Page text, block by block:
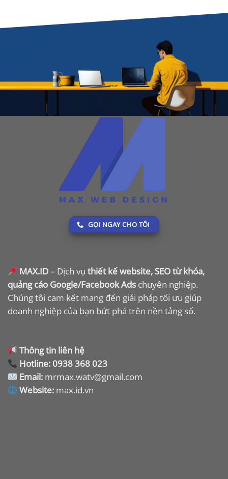
GỌI NGAY CHO TÔI
MAX.ID– Dịch vụthiết kế website, SEO từ khóa,
quảng cáo Google/Facebook Ads chuyên nghiệp.
Chúng tôi cam kết mang đến giải pháp tối ưu giúp
doanh nghiệp của bạn bứt phá trên nền tảng số.
Thông tin liên hệ
Hotline: 0938 368 023
Email: mrmax.watv@gmail.com
Website: max.id.vn